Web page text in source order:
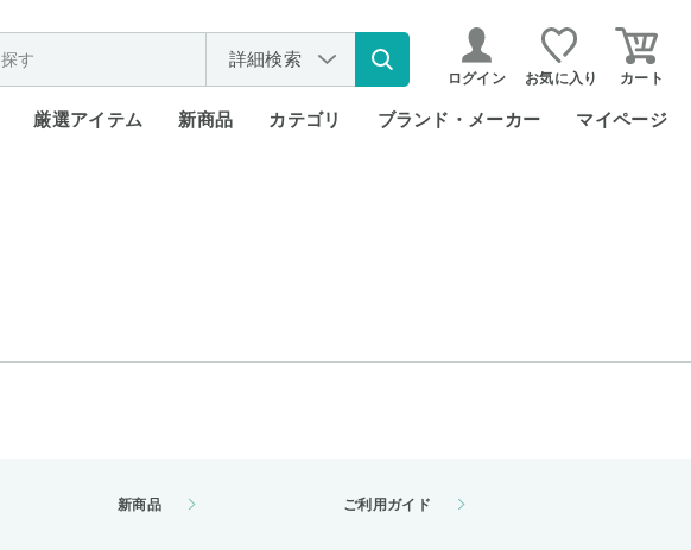
詳細検索
ログイン お気に入り カート
厳選アイテム 新商品 カテゴリ ブランド・メーカー マイページ
新商品 ご利用ガイド